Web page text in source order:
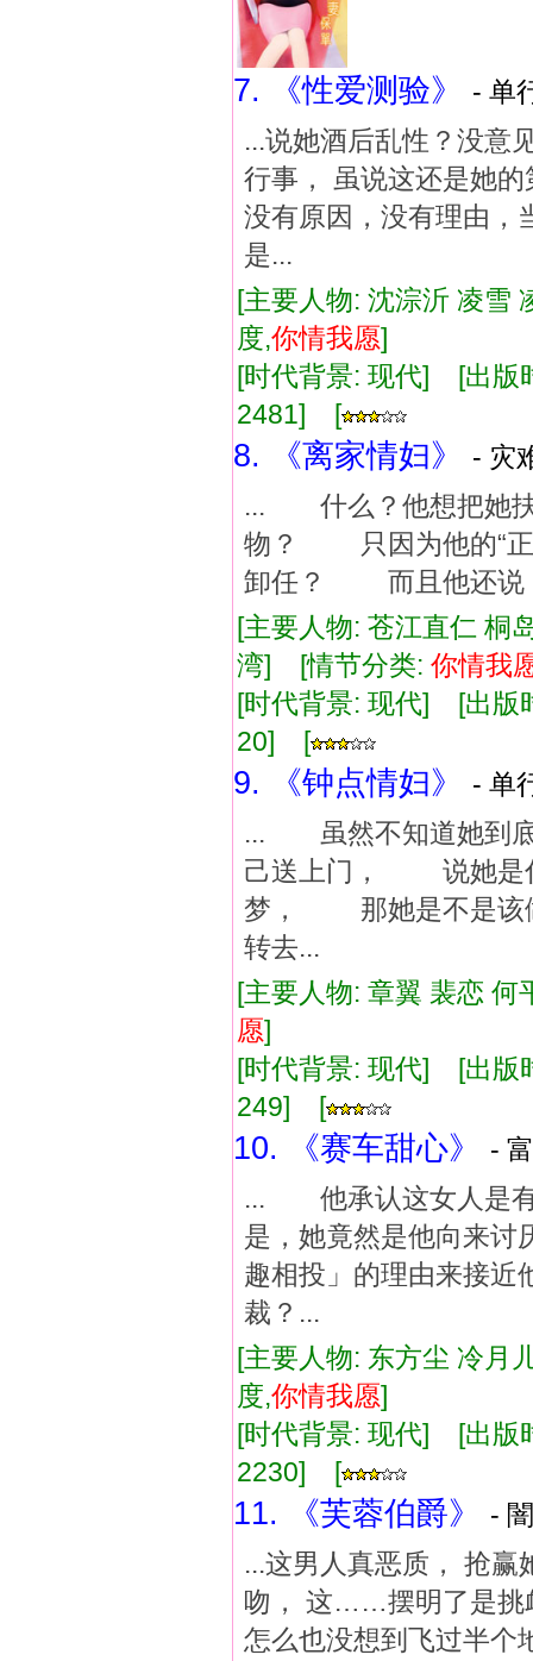
7. 《性爱测验》
- 单
...说她酒后乱性？没意
行事， 虽说这还是她的
没有原因，没有理由，
是...
[主要人物: 沈淙沂 凌
度,你情我愿]
[时代背景: 现代] [出
2481] [
8. 《离家情妇》
- 灾
... 什么？他想把她
物？ 只因为他的“正
卸任？ 而且他还说
[主要人物: 苍江直仁 桐
湾] [情节分类: 你情我
[时代背景: 现代] [出
20] [
9. 《钟点情妇》
- 单
... 虽然不知道她到
己送上门， 说她是
梦， 那她是不是该
转去...
[主要人物: 章翼 裴恋
愿]
[时代背景: 现代] [出
249] [
10. 《赛车甜心》
-
... 他承认这女人是
是，她竟然是他向来
趣相投」的理由来接
裁？...
[主要人物: 东方尘 冷
度,你情我愿]
[时代背景: 现代] [出
2230] [
11. 《芙蓉伯爵》
-
...这男人真恶质， 抢
吻， 这……摆明了是挑
怎么也没想到飞过半个